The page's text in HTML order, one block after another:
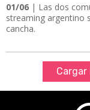
01/06 | ​​​​​​​Las dos
streaming argentino
cancha.